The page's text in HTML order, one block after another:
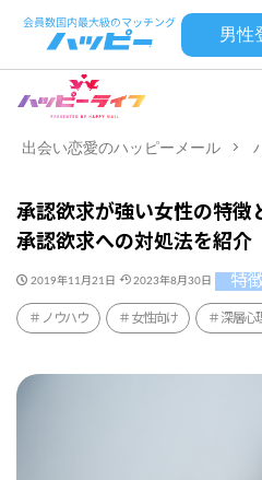
男性
出会い恋愛のハッピーメール
承認欲求が強い女性の特徴
承認欲求への対処法を紹介
2019年11月21日 2023年8月30日 特
ノウハウ 女性向け 深層心